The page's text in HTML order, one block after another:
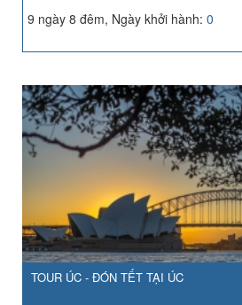
9 ngày 8 đêm, Ngày khởi hành: 0
TOUR ÚC - ĐÓN TẾT TẠI ÚC